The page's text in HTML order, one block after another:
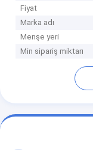
Fiyat
Marka adı
Menşe yeri
Min sipariş miktarı